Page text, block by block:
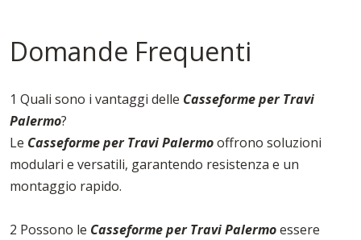
Domande Frequenti
1 Quali sono i vantaggi delle Casseforme per Travi
Palermo?
Le Casseforme per Travi Palermooffrono soluzioni
modulari e versatili, garantendo resistenza e un
montaggio rapido.
2 Possono le Casseforme per Travi Palermoessere